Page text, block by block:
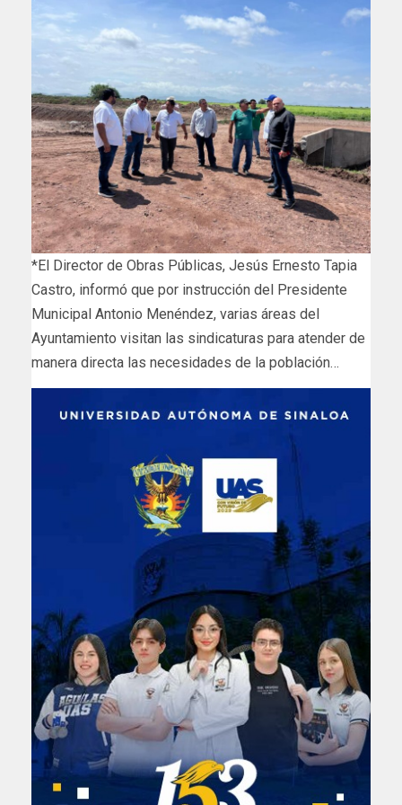
*El Director de Obras Públicas, Jesús Ernesto Tapia
Castro, informó que por instrucción del Presidente
Municipal Antonio Menéndez, varias áreas del
Ayuntamiento visitan las sindicaturas para atender de
manera directa las necesidades de la población…